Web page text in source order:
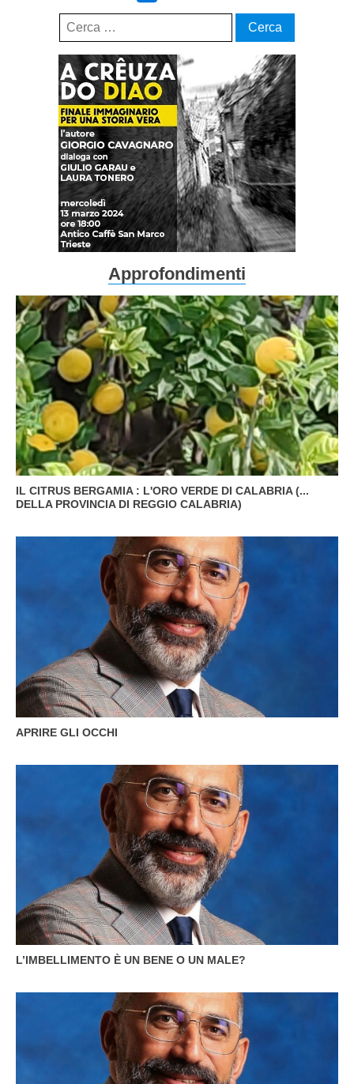
Ricerca
per:
Approfondimenti
IL CITRUS BERGAMIA : L'ORO VERDE DI CALABRIA (...
DELLA PROVINCIA DI REGGIO CALABRIA)
APRIRE GLI OCCHI
L’IMBELLIMENTO È UN BENE O UN MALE?